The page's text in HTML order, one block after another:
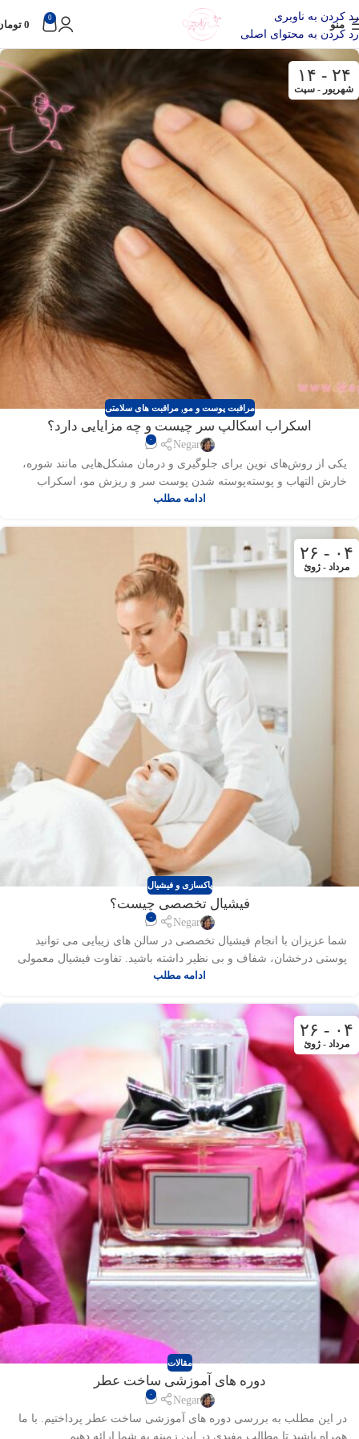
رد کردن به ناوبری
رد کردن به محتوای اصلی
منو
0
0
۲۴ - ۱۴
شهریور - سپت
مراقبت پوست و مو,مراقبت های سلامتی
اسکراب اسکالپ سر چیست و چه مزایایی دارد؟
Negar ۰
یکی از روش‌های نوین برای جلوگیری و درمان مشکل‌هایی مانند شوره،
خارش التهاب و پوسته‌پوسته شدن پوست سر و ریزش مو، اسکراب
ادامه مطلب
۰۴ - ۲۶
مرداد - ژوئ
پاکسازی و فیشیال
فیشیال تخصصی چیست؟
Negar ۰
شما عزیزان با انجام فیشیال تخصصی در سالن های زیبایی می توانید
پوستی درخشان، شفاف و بی نظیر داشته باشید. تفاوت فیشیال معمولی
و فیشیال تخصصی را با هم بررسی میکنیم.
ادامه مطلب
۰۴ - ۲۶
مرداد - ژوئ
مقالات
دوره های آموزشی ساخت عطر
Negar ۰
در این مطلب به بررسی دوره های آموزشی ساخت عطر پرداختیم. با ما
همراه باشید تا مطالب مفیدی در این زمینه به شما ارائه دهیم.